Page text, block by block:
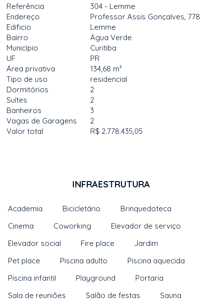
Referência
304 - Lemme
Endereço
Professor Assis Gonçalves, 778
Edificio
Lemme
Bairro
Água Verde
Município
Curitiba
UF
PR
Área privativa
134,68 m²
Tipo de uso
residencial
Dormitórios
2
Suítes
2
Banheiros
3
Vagas de Garagens
2
Valor total
R$ 2.778.435,05
INFRAESTRUTURA
Academia Bicicletário
Brinquedoteca
Cinema
Coworking
Elevador de serviço
Elevador social
Fire place
Jardim
Pet place
Piscina adulto
Piscina aquecida
Piscina infantil
Playground
Portaria
Sala de reuniões
Salão de festas
Sauna